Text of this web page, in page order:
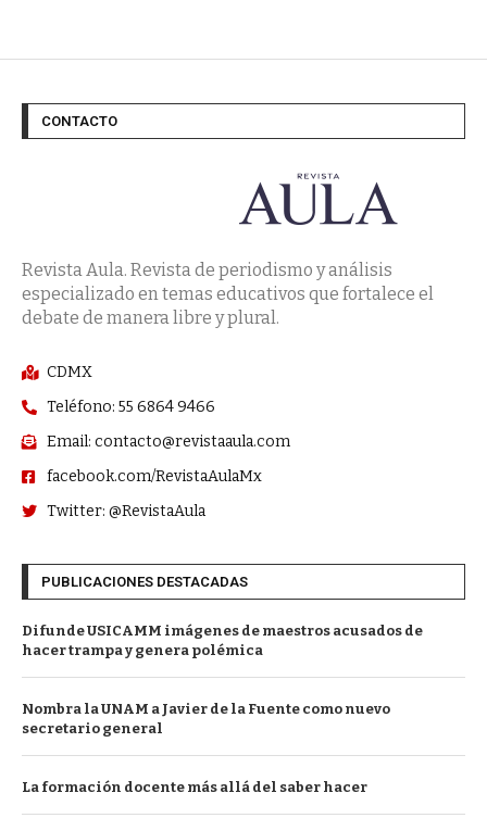
CONTACTO
Revista Aula. Revista de periodismo y análisis
especializado en temas educativos que fortalece el
debate de manera libre y plural.
CDMX
Teléfono: 55 6864 9466
Email: contacto@revistaaula.com
facebook.com/RevistaAulaMx
Twitter: @RevistaAula
PUBLICACIONES DESTACADAS
Difunde USICAMM imágenes de maestros acusados de
hacer trampa y genera polémica
Nombra la UNAM a Javier de la Fuente como nuevo
secretario general
La formación docente más allá del saber hacer